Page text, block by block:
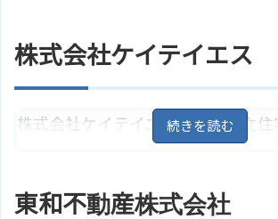
株式会社ケイテイエス
株式会社ケイテイエスでは、注文住
トマンションや田舎暮らし物件も多
東和不動産株式会社